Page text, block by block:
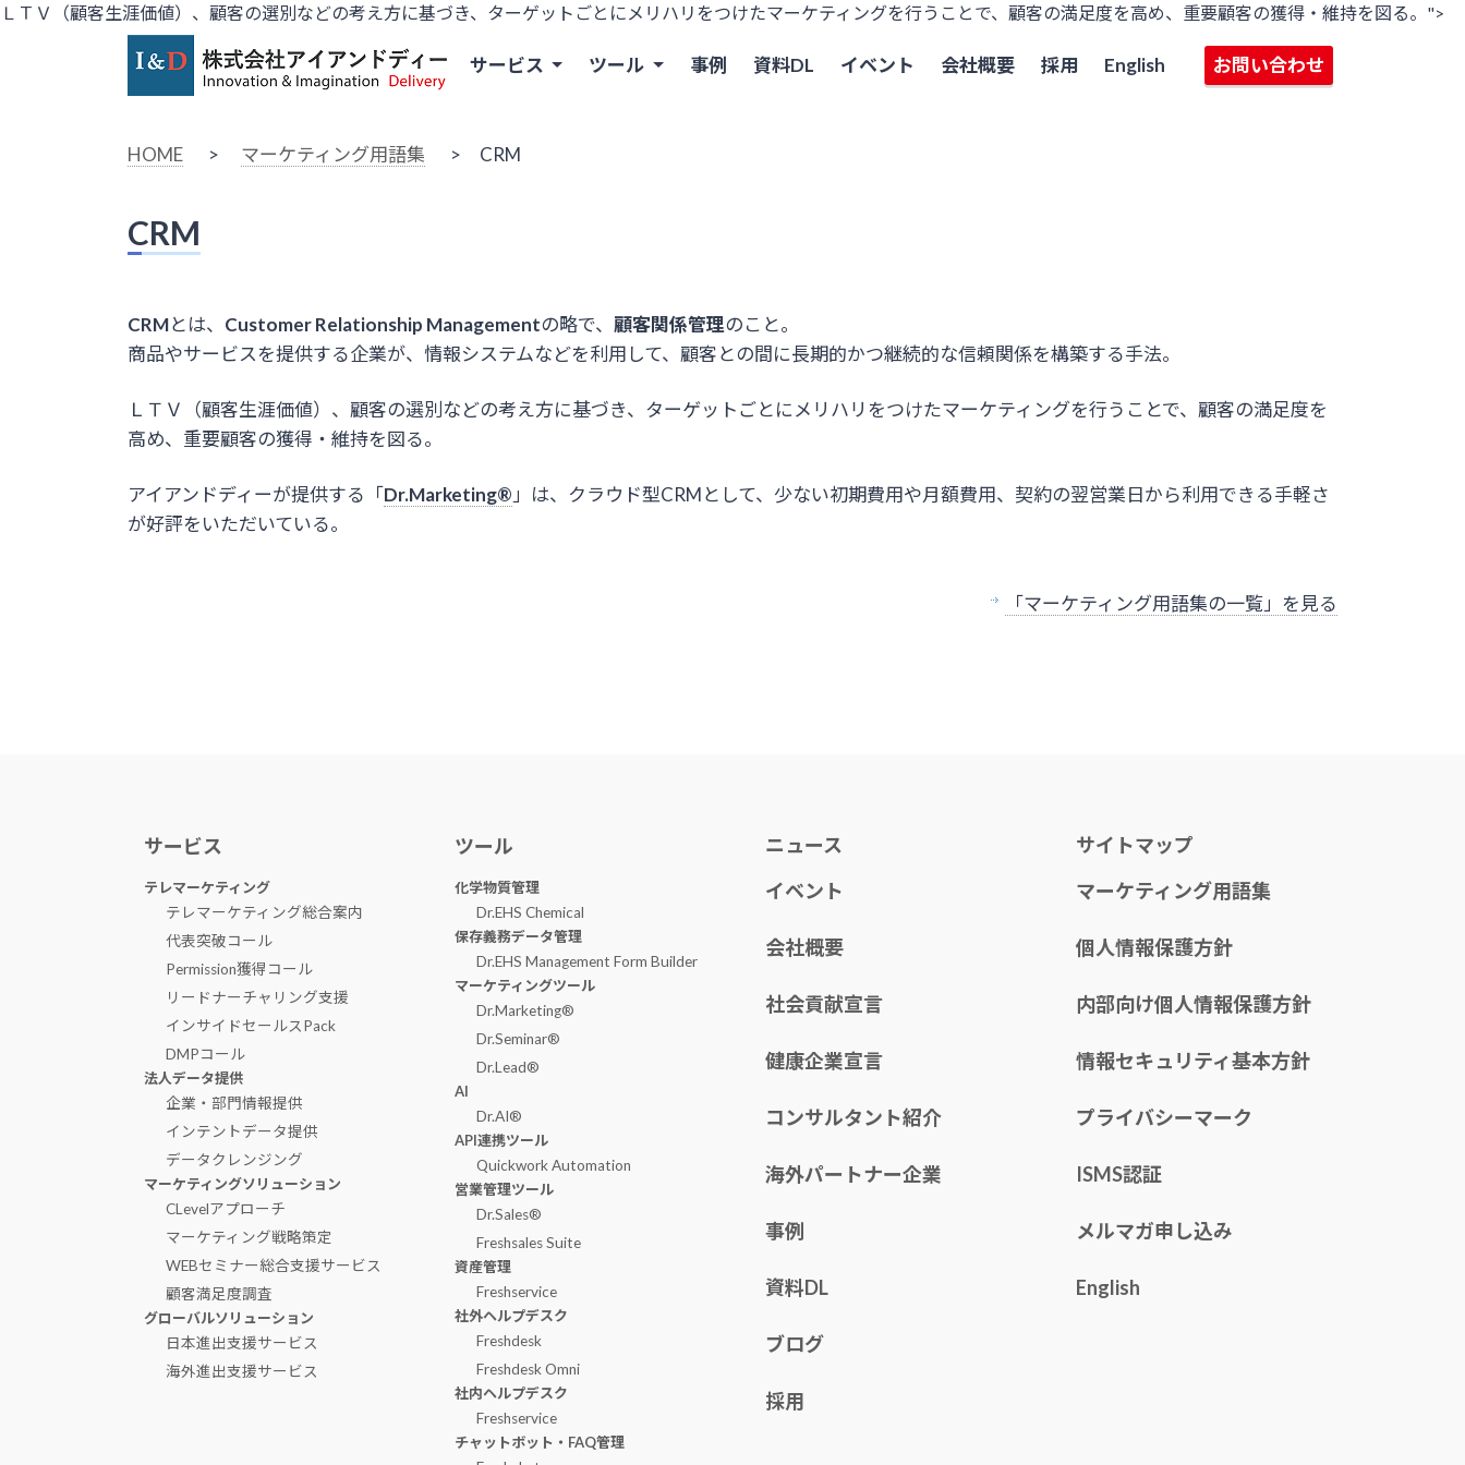
ＬＴＶ（顧客生涯価値）、顧客の選別などの考え方に基づき、ターゲットごとにメリハリをつけたマーケティングを行うことで、顧客の満足度を高め、重要顧客の獲得・維持を図る。">
サービス ツール 事例 資料DL イベント 会社概要 採用 English お問い合わせ
HOME > マーケティング用語集 > CRM
CRM
CRMとは、 Customer Relationship Managementの略で、 顧客関係管理のこと。
商品やサービスを提供する企業が、情報システムなどを利用して、顧客との間に長期的かつ継続的な信頼関係を構築する手法。
ＬＴＶ（顧客生涯価値）、顧客の選別などの考え方に基づき、ターゲットごとにメリハリをつけたマーケティングを行うことで、顧客の満足度を
高め、重要顧客の獲得・維持を図る。
アイアンドディーが提供する「Dr.Marketing® 」は、クラウド型CRMとして、少ない初期費用や月額費用、契約の翌営業日から利用できる手軽さ
が好評をいただいている。
「マーケティング用語集の一覧」を見る
サービス
テレマーケティング
テレマーケティング総合案内
代表突破コール
Permission獲得コール
リードナーチャリング支援
インサイドセールスPack
DMPコール
法人データ提供
企業・部門情報提供
インテントデータ提供
データクレンジング
マーケティングソリューション
CLevelアプローチ
マーケティング戦略策定
WEBセミナー総合支援サービス
顧客満足度調査
グローバルソリューション
日本進出支援サービス
海外進出支援サービス
ツール
化学物質管理
Dr.EHS Chemical
保存義務データ管理
Dr.EHS Management Form Builder
マーケティングツール
Dr.Marketing®
Dr.Seminar®
Dr.Lead®
AI
Dr.AI®
API連携ツール
Quickwork Automation
営業管理ツール
Dr.Sales®
Freshsales Suite
資産管理
Freshservice
社外ヘルプデスク
Freshdesk
Freshdesk Omni
社内ヘルプデスク
Freshservice
チャットボット・FAQ管理
ニュース
イベント
会社概要
社会貢献宣言
健康企業宣言
コンサルタント紹介
海外パートナー企業
事例
資料DL
ブログ
採用
サイトマップ
マーケティング用語集
個人情報保護方針
内部向け個人情報保護方針
情報セキュリティ基本方針
プライバシーマーク
ISMS認証
メルマガ申し込み
English